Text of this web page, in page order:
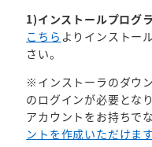
1)インストールプログ
こちら よりインストー
さい。
※インストーラのダウ
のログインが必要となり
アカウントをお持ちで
ントを作成いただけます